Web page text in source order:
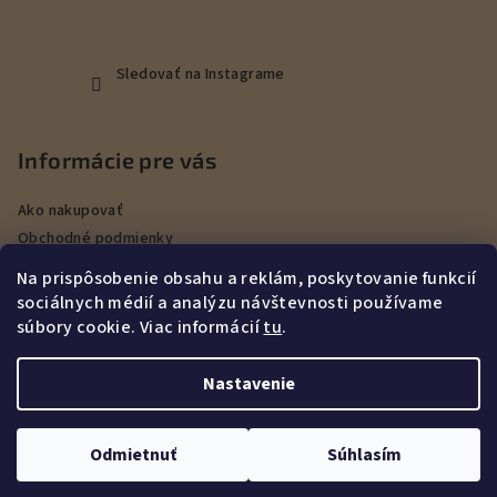
Na prispôsobenie obsahu a reklám, poskytovanie funkcií
sociálnych médií a analýzu návštevnosti používame
súbory cookie. Viac informáciítu.
Nastavenie
Odmietnuť Súhlasím
Sledovať na Instagrame
Informácie pre vás
Ako nakupovať
Obchodné podmienky
Podmienky ochrany osobných údajov
Veľkoobchod
Kontakty
Upraviť nastavenie cookies
Vytvoril Shoptet